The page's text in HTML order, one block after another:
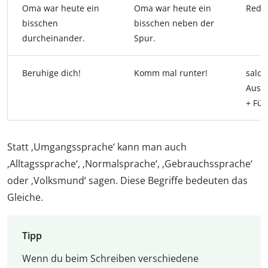
Oma war heute ein
bisschen
durcheinander.
Oma war heute ein
bisschen neben der
Spur.
Beruhige dich! Komm mal runter!
+
Statt ‚Umgangssprache‘ kann man auch
‚Alltagssprache‘, ‚Normalsprache‘, ‚Gebrauchssprache‘
oder ‚Volksmund‘ sagen. Diese Begriffe bedeuten das
Gleiche.
Tipp
Wenn du beim Schreiben verschiedene